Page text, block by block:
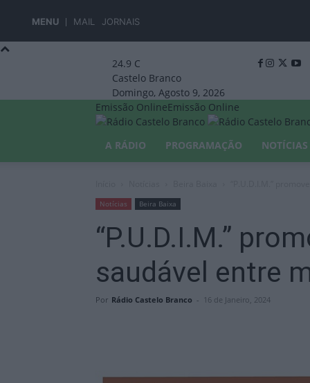
MENU MAIL JORNAIS
24.9 C
Castelo Branco
Domingo, Agosto 9, 2026
Emissão OnlineEmissão Online
A RÁDIO
PROGRAMAÇÃO NOTÍCIAS
Notícias Beira Baixa
“P.U.D.I.M.”
saudável entre
Por Rádio Castelo Branco - 16 de Janeiro, 2024